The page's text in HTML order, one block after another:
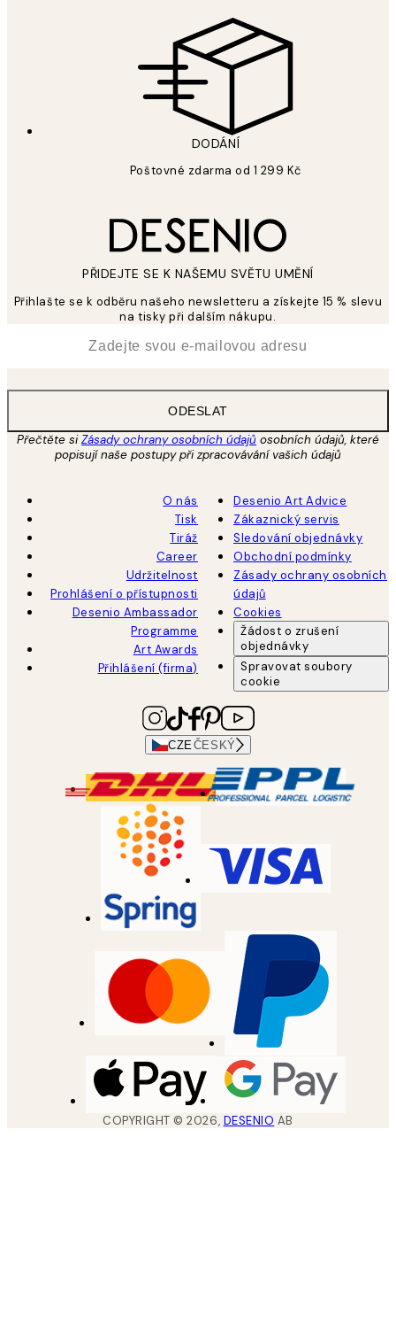
DODÁNÍ
Poštovné zdarma od 1 299 Kč
PŘIDEJTE SE K NAŠEMU SVĚTU UMĚNÍ
Přihlašte se k odběru našeho newsletteru a získejte 15 % slevu
na tisky při dalším nákupu.
ODESLAT
Přečtěte siZásady ochrany osobních údajů osobních údajů, které
popisují naše postupy při zpracovávání vašich údajů
O nás
Tisk
Tiráž
Career
Udržitelnost
Prohlášení o přístupnosti
Desenio Ambassador
Programme
Art Awards
Přihlášení (firma)
Desenio Art Advice
Zákaznický servis
Sledování objednávky
Obchodní podmínky
Zásady ochrany osobních
údajů
Cookies
Žádost o zrušení
objednávky
Spravovat soubory
cookie
CZE ČESKÝ
COPYRIGHT ©2026, DESENIO AB